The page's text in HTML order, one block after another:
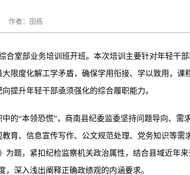
作者：田栋
合室部业务培训班开班。本次培训主要针对年轻干
限度化解工学矛盾，确保学用衔接、学以致用，
提升年轻干部亟须强化的综合履职能力。
的“本领恐慌”，商南县纪委监委坚持问题导向、需
育、信息宣传写作、公文规范处理、党务知识等需
为题，紧扣纪检监察机关政治属性，结合县域近年
，深入浅出阐释正确政绩观的内涵要求。